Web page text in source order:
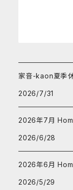
家音-kaon夏季
2026/7/31
2026年7月
2026/6/28
2026年6月
2026/5/29